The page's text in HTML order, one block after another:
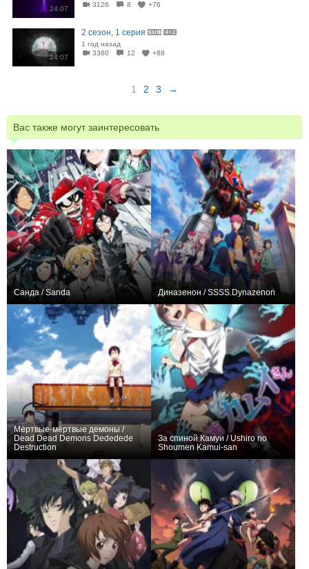
24:07
3126
8 +76
24:07
2 сезон, 1 серия
1 год назад
3360
12 +88
1 2 3 →
Вас также могут заинтересовать
Санда / Sanda Диназенон / SSSS.Dynazenon
Мёртвые-мёртвые демоны /
Dead Dead Demons Dededede
Destruction
За спиной Камуи / Ushiro no
Shoumen Kamui-san